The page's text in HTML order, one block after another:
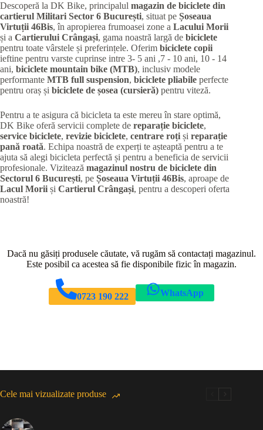
Descoperă la DK Bike, principalul magazin de biciclete din
cartierul Militari Sector 6 București, situat pe Șoseaua
Virtuții 46Bis, în apropierea frumoasei zone a Lacului Morii
și a Cartierului Crângași, gama noastră largă de biciclete
pentru toate vârstele și preferințele. Oferim biciclete copii
ieftine pentru varste cuprinse intre 3- 5 ani ,7 - 10 ani, 10 - 14
ani, biciclete mountain bike (MTB), inclusiv modele
performante MTB full suspension, biciclete pliabile perfecte
pentru oraș și biciclete de șosea (cursieră) pentru viteză.
Pentru a te asigura că bicicleta ta este mereu în stare optimă,
DK Bike oferă servicii complete de reparație biciclete,
service biciclete, revizie biciclete, centrare roți și reparație
pană roată. Echipa noastră de experți te așteaptă pentru a te
ajuta să alegi bicicleta perfectă și pentru a beneficia de servicii
profesionale. Vizitează magazinul nostru de biciclete din
Sectorul 6 București, pe Șoseaua Virtuții 46Bis, aproape de
Lacul Morii și Cartierul Crângași, pentru a descoperi oferta
noastră!
Dacă nu găsiți produsele căutate, vă rugăm să contactați magazinul.
Este posibil ca acestea să fie disponibile fizic în magazin.
0723 190 222 WhatsApp
Cele mai vizualizate produse